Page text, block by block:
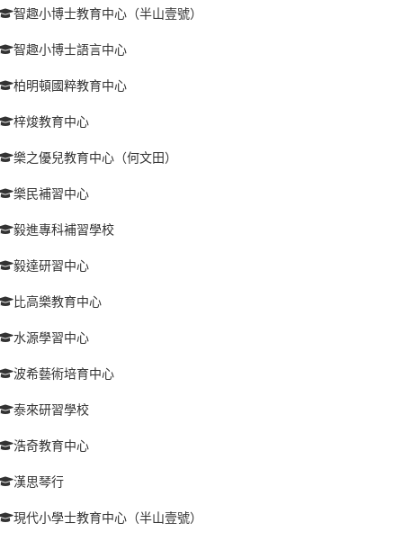
智趣小博士教育中心（半山壹號）
智趣小博士語言中心
柏明頓國粹教育中心
梓焌教育中心
樂之優兒教育中心（何文田）
樂民補習中心
毅進專科補習學校
毅達研習中心
比高樂教育中心
水源學習中心
波希藝術培育中心
泰來研習學校
浩奇教育中心
漢思琴行
現代小學士教育中心（半山壹號）